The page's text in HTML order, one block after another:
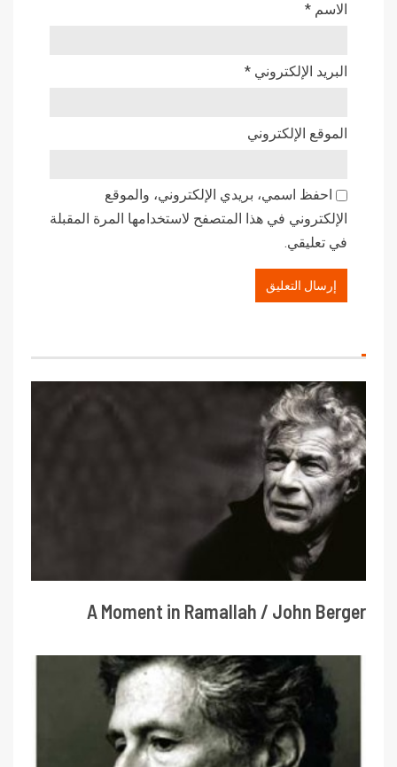
الاسم *
البريد الإلكتروني *
الموقع الإلكتروني
احفظ اسمي، بريدي الإلكتروني، والموقع
الإلكتروني في هذا المتصفح لاستخدامها المرة المقبلة
في تعليقي.
A Moment in Ramallah / John Berger